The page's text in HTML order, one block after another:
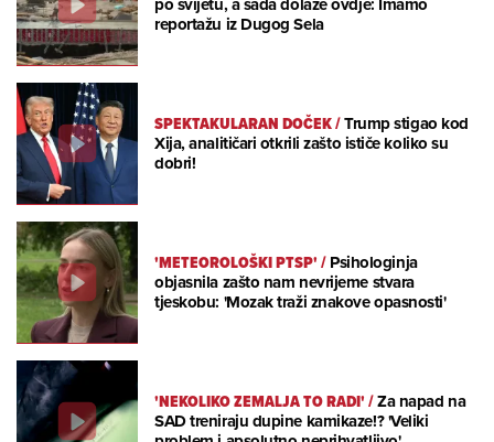
reportažu iz Dugog Sela
SPEKTAKULARAN DOČEK/Trump stigao kod
Xija, analitičari otkrili zašto ističe koliko su
dobri!
'METEOROLOŠKI PTSP'/Psihologinja
objasnila zašto nam nevrijeme stvara
tjeskobu: 'Mozak traži znakove opasnosti'
'NEKOLIKO ZEMALJA TO RADI'/Za napad na
SAD treniraju dupine kamikaze!? 'Veliki